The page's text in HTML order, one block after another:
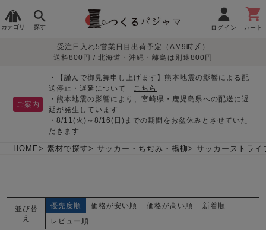
カテゴリ 探す ログイン カート
レディースパジャマ
生地で
さがす
目的別で
さがす
敏感肌用
パジャマ
入院・介護
胸が目立たない
マタニティ
パジャマ
デザインで
さがす
夏パジャマ特集 つくるパジャマとは
お支払い・送料・配送
について
受注日入れ5営業日目出荷予定（AM9時〆）
送料800円 / 北海道・沖縄・離島は別途800円
ご案内
・【謹んで御見舞申し上げます】熊本地震の影響による配
送停止・遅延について こちら
・熊本地震の影響により、宮崎県・鹿児島県への配送に遅
延が発生しています
・8/11(火)～8/16(日)までの期間をお盆休みとさせていた
だきます
HOME 素材で探す サッカー・ちぢみ・楊柳 サッカーストライ
並び替
え
優先度順 価格が安い順 価格が高い順
新着順
レビュー順